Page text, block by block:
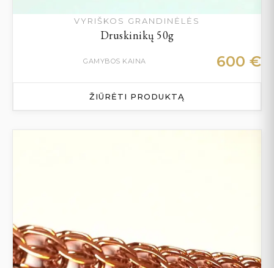
VYRIŠKOS GRANDINĖLĖS
Druskinikų 50g
GAMYBOS KAINA 600 €
ŽIŪRĖTI PRODUKTĄ